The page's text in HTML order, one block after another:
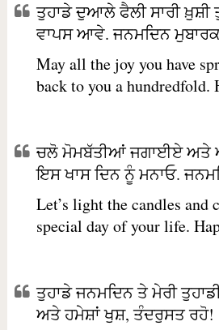
ਤੁਹਾਡੇ ਦੁਆਲੇ ਫੈਲੀ ਸਾਰੀ
ਵਾਪਸ ਆਵੇ. ਜਨਮਦਿਨ
May all the joy you have
back to you a hundredfold.
ਚਲੋ ਮੋਮਬੱਤੀਆਂ ਜਗਾਈਏ ਅਤੇ
ਇਸ ਖਾਸ ਦਿਨ ਨੂੰ ਮਨਾਓ.
Let’s light the candles and
special day of your life.
ਤੁਹਾਡੇ ਜਨਮਦਿਨ ਤੇ ਮੇਰੀ
ਅਤੇ ਹਮੇਸ਼ਾਂ ਖੁਸ਼, ਤੰਦਰੁਸਤ ਰਹੋ!